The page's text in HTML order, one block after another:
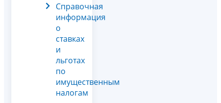
Справочная
информация
о
ставках
и
льготах
по
имущественным
налогам